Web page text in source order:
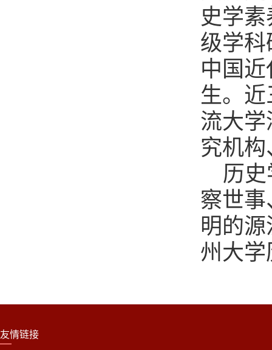
史学
级学
中国
生。
流大
究机
历
察世
明的
州大
友情链接